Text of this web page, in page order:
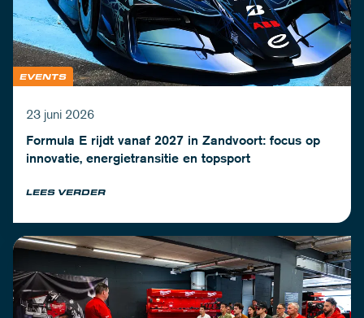
EVENTS
23 juni 2026
Formula E rijdt vanaf 2027 in Zandvoort: focus op
innovatie, energietransitie en topsport
LEES VERDER